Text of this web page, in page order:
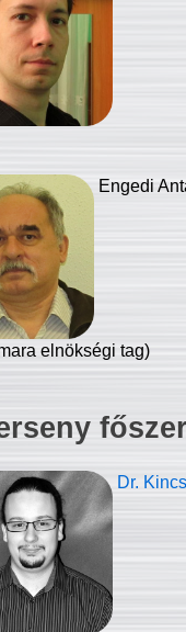
Engedi
elnökségi tag)
Dr.